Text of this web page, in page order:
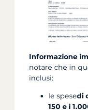
Informazione
notare che in
inclusi:
le spesedi
150 e i